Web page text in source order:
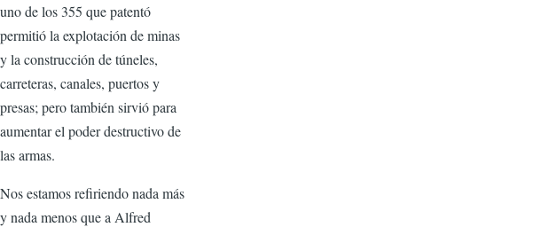
uno de los 355 que patentó
permitió la explotación de minas
y la construcción de túneles,
carreteras, canales, puertos y
presas; pero también sirvió para
aumentar el poder destructivo de
las armas.
Nos estamos refiriendo nada más
y nada menos que a Alfred